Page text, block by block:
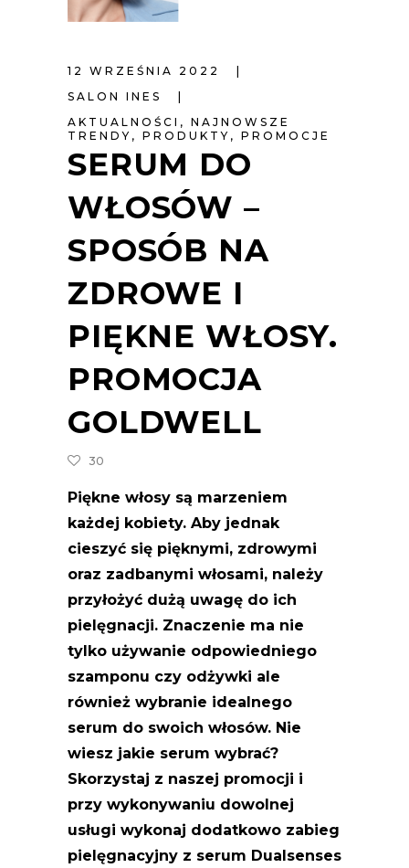
12 WRZEŚNIA 2022
SALON INES
AKTUALNOŚCI , NAJNOWSZE
TRENDY , PRODUKTY , PROMOCJE
SERUM DO
WŁOSÓW –
SPOSÓB NA
ZDROWE I
PIĘKNE WŁOSY.
PROMOCJA
GOLDWELL
30
Piękne włosy są marzeniem
każdej kobiety. Aby jednak
cieszyć się pięknymi, zdrowymi
oraz zadbanymi włosami, należy
przyłożyć dużą uwagę do ich
pielęgnacji. Znaczenie ma nie
tylko używanie odpowiedniego
szamponu czy odżywki ale
również wybranie idealnego
serum do swoich włosów. Nie
wiesz jakie serum wybrać?
Skorzystaj z naszej promocji i
przy wykonywaniu dowolnej
usługi wykonaj dodatkowo zabieg
pielęgnacyjny z serum Dualsenses